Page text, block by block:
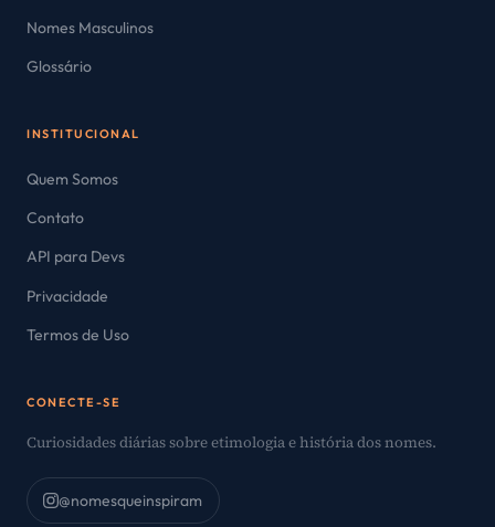
Nomes Masculinos
Glossário
INSTITUCIONAL
Quem Somos
Contato
API para Devs
Privacidade
Termos de Uso
CONECTE-SE
Curiosidades diárias sobre etimologia e história dos nomes.
@nomesqueinspiram